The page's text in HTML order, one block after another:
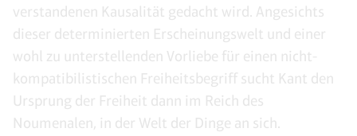
verstandenen Kausalität gedacht wird. Angesichts
dieser determinierten Erscheinungswelt und einer
wohl zu unterstellenden Vorliebe für einen nicht-
kompatibilistischen Freiheitsbegriff sucht Kant den
Ursprung der Freiheit dann im Reich des
Noumenalen, in der Welt der Dinge an sich.